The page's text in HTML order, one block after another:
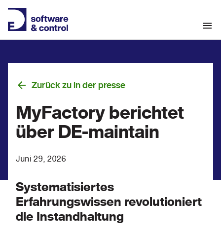
Zurück zu in der presse
MyFactory berichtet
über DE-maintain
Juni 29, 2026
Systematisiertes
Erfahrungswissen revolutioniert
die Instandhaltung